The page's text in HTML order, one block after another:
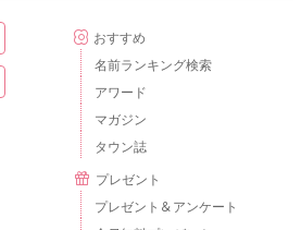
おすすめ
名前ランキング検索
アワード
マガジン
タウン誌
プレゼント
プレゼント＆アンケート